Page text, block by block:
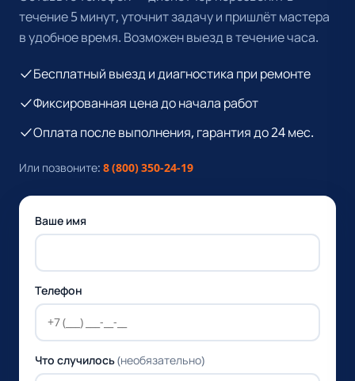
течение 5 минут, уточнит задачу и пришлёт мастера
в удобное время. Возможен выезд в течение часа.
Бесплатный выезд и диагностика при ремонте
Фиксированная цена до начала работ
Оплата после выполнения, гарантия до 24 мес.
Или позвоните: 8 (800) 350-24-19
Ваше имя
Телефон
Что случилось(необязательно)